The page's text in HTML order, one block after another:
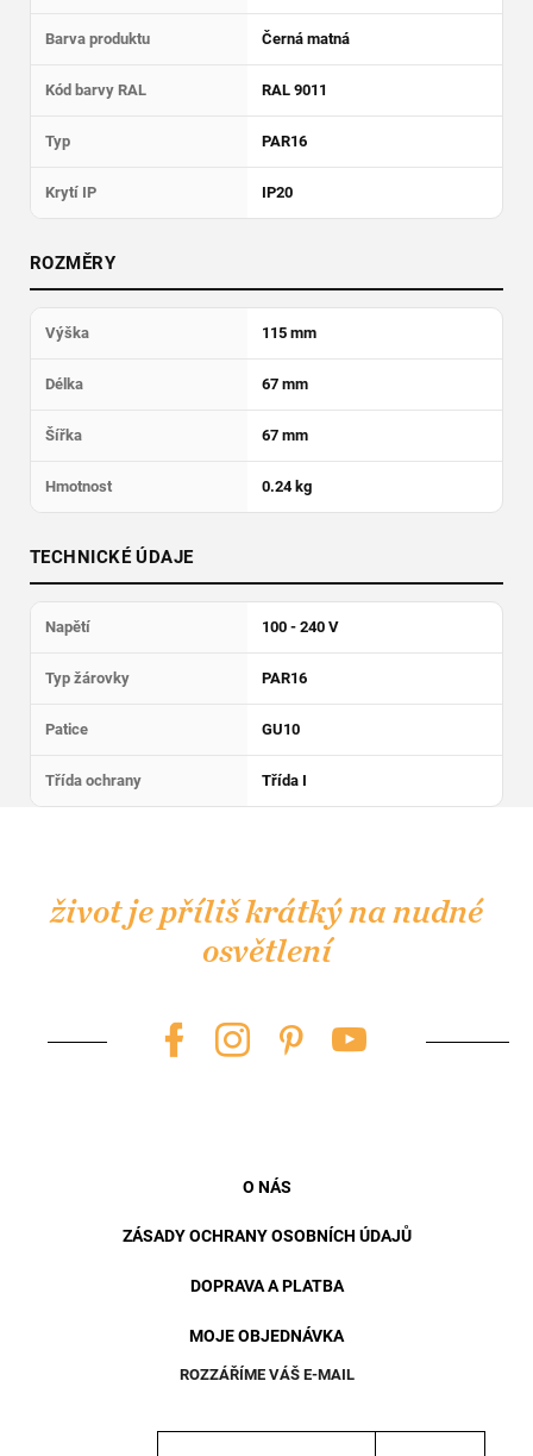
Barva produktu Černá matná
Kód barvy RAL RAL 9011
Typ PAR16
Krytí IP IP20
ROZMĚRY
Výška 115 mm
Délka 67 mm
Šířka 67 mm
Hmotnost 0.24 kg
TECHNICKÉ ÚDAJE
Napětí 100 - 240 V
Typ žárovky PAR16
Patice GU10
Třída ochrany Třída I
život je příliš krátký na nudné
osvětlení
O NÁS
ZÁSADY OCHRANY OSOBNÍCH ÚDAJŮ
DOPRAVA A PLATBA
MOJE OBJEDNÁVKA
ROZZÁŘÍME VÁŠ E-MAIL